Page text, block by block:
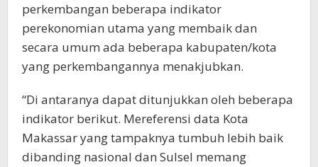
perkembangan beberapa indikator
perekonomian utama yang membaik dan
secara umum ada beberapa kabupaten/kota
yang perkembangannya menakjubkan.
“Di antaranya dapat ditunjukkan oleh beberapa
indikator berikut. Mereferensi data Kota
Makassar yang tampaknya tumbuh lebih baik
dibanding nasional dan Sulsel memang